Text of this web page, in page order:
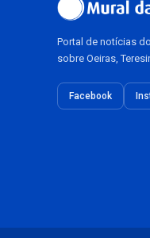
Portal de notícias
sobre Oeiras,
Facebook